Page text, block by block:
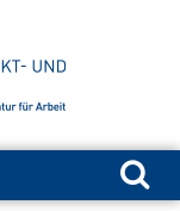
Suchen nach: